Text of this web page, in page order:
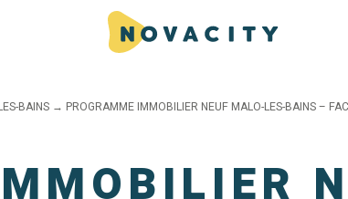
BAINS → PROGRAMME IMMOBILIER NEUF MALO-LES-BAINS –